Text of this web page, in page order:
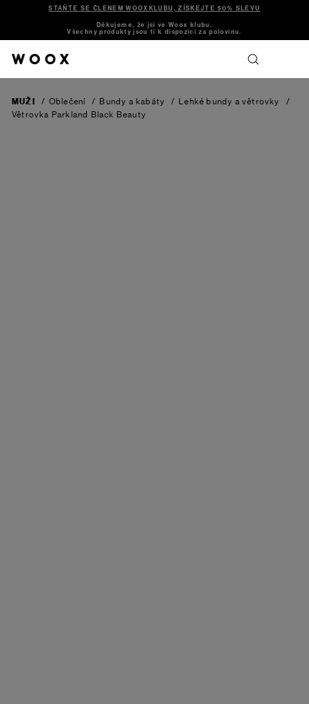
STAŇTE SE ČLENEM WOOXKLUBU, ZÍSKEJTE 50% SLEVU
Děkujeme, že jsi ve Woox klubu.
Všechny produkty jsou ti k dispozici za polovinu.
MUŽI / Oblečení / Bundy a kabáty / Lehké bundy a větrovky
/
Větrovka Parkland
Black Beauty